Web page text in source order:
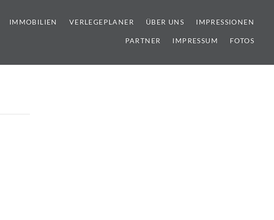
IMMOBILIEN VERLEGEPLANER ÜBER UNS IMPRESSIONEN
PARTNER IMPRESSUM FOTOS